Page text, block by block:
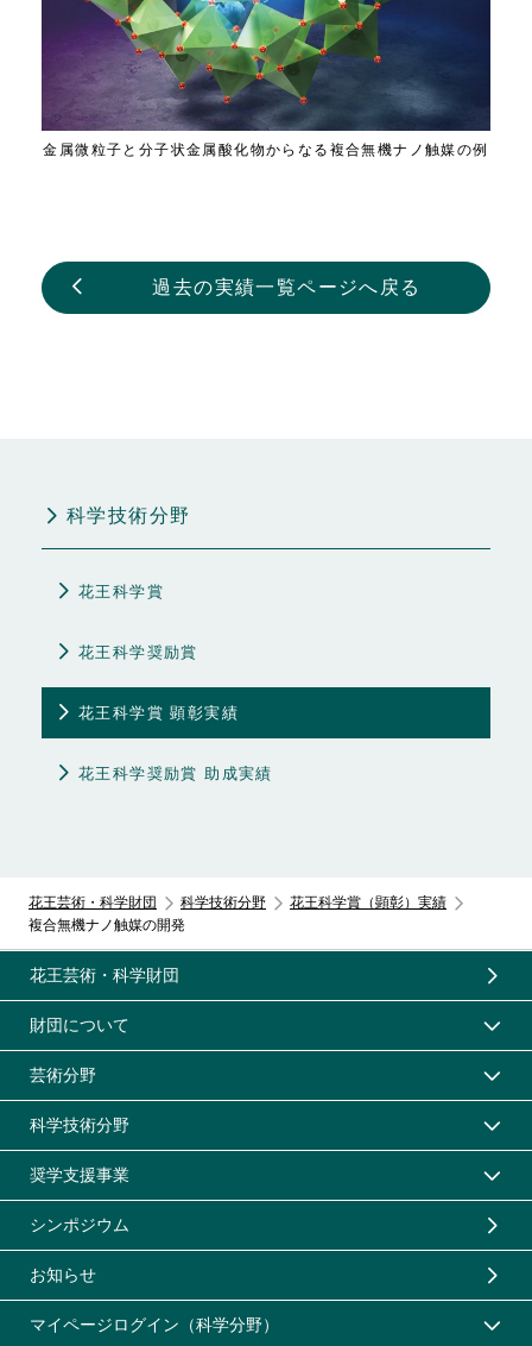
金属微粒子と分子状金属酸化物からなる複合無機ナノ触媒の例
過去の実績一覧ページへ戻る
科学技術分野
花王科学賞
花王科学奨励賞
花王科学賞 顕彰実績
花王科学奨励賞 助成実績
花王芸術・科学財団 科学技術分野
花王科学賞（顕彰）実績
複合無機ナノ触媒の開発
花王芸術・科学財団
財団について
芸術分野
科学技術分野
奨学支援事業
シンポジウム
お知らせ
マイページログイン（科学分野）